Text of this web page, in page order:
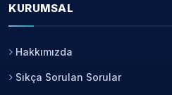
KURUMSAL
Hakkımızda
Sıkça Sorulan Sorular